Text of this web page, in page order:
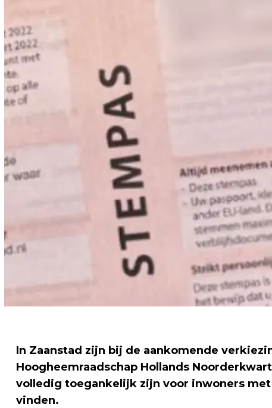
In Zaanstad zijn bij de aankomende
Hoogheemraadschap Hollands
volledig toegankelijk zijn voor inwoners
vinden.